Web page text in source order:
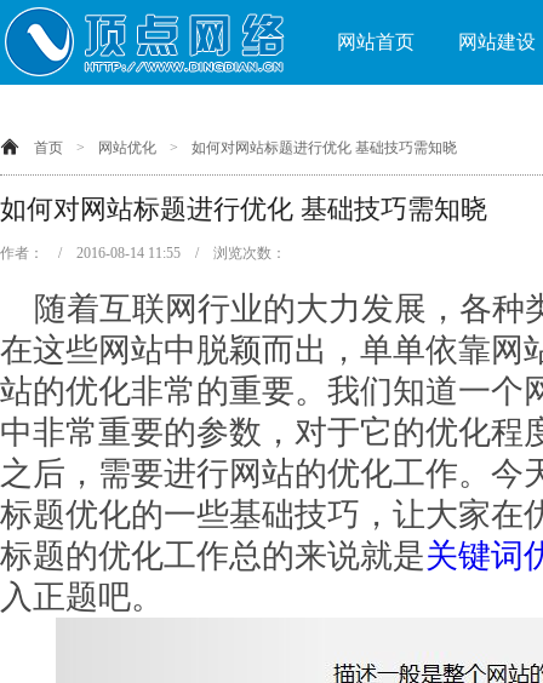
网站首页 网站建设
首页 > 网站优化 > 如何对网站标题进行优化 基础技巧需知晓
如何对网站标题进行优化 基础技巧需知晓
作者： / 2016-08-14 11:55 / 浏览次数：
随着互联网行业的大力发展，各种
在这些网站中脱颖而出，单单依靠网
站的优化非常的重要。我们知道一个
中非常重要的参数，对于它的优化程
之后，需要进行网站的优化工作。今
标题优化的一些基础技巧，让大家在
标题的优化工作总的来说就是关键词
入正题吧。